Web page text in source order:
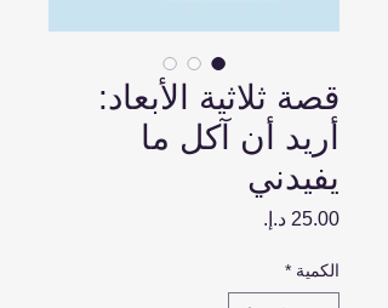
قصة ثلاثية الأبعاد:
أريد أن آكل ما
يفيدني
الكمية *